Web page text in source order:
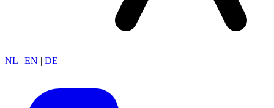
NL | EN | DE